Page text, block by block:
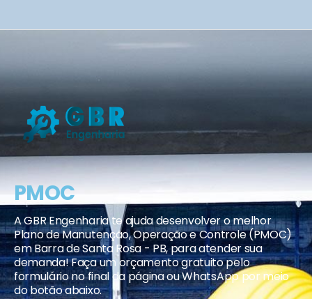
PMOC
A GBR Engenharia te ajuda desenvolver o melhor
Plano de Manutenção, Operação e Controle (PMOC)
em Barra de Santa Rosa - PB, para atender sua
demanda! Faça um orçamento gratuito pelo
formulário no final da página ou WhatsApp por meio
do botão abaixo.